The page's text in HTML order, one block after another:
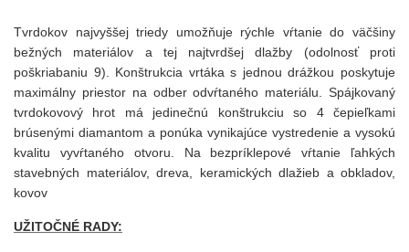
Tvrdokov najvyššej triedy
umožňuje rýchle vŕtanie do väčšiny
bežných materiálov a tej najtvrdšej dlažby (odolnosť proti
poškriabaniu 9). Konštrukcia vrtáka s jednou drážkou poskytuje
maximálny priestor na odber odvŕtaného materiálu. Spájkovaný
tvrdokovový hrot má jedinečnú konštrukciu so 4 čepieľkami
brúsenými diamantom a ponúka vynikajúce vystredenie a vysokú
kvalitu vyvŕtaného otvoru. Na bezpríklepové vŕtanie ľahkých
stavebných materiálov, dreva, keramických dlažieb a obkladov,
kovov
UŽITOČNÉ RADY: